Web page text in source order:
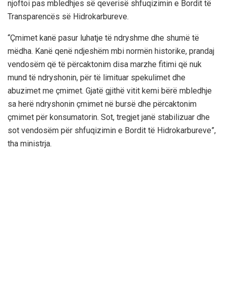
njoftoi pas mbledhjes së qeverisë shfuqizimin e Bordit të
Transparencës së Hidrokarbureve.
“Çmimet kanë pasur luhatje të ndryshme dhe shumë të
mëdha. Kanë qenë ndjeshëm mbi normën historike, prandaj
vendosëm që të përcaktonim disa marzhe fitimi që nuk
mund të ndryshonin, për të limituar spekulimet dhe
abuzimet me çmimet. Gjatë gjithë vitit kemi bërë mbledhje
sa herë ndryshonin çmimet në bursë dhe përcaktonim
çmimet për konsumatorin. Sot, tregjet janë stabilizuar dhe
sot vendosëm për shfuqizimin e Bordit të Hidrokarbureve”,
tha ministrja.